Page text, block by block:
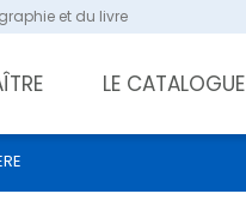
et du livre
LE CATALOGUE